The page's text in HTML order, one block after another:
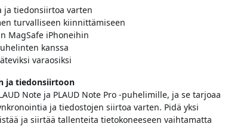
ja tiedonsiirtoa varten
turvalliseen kiinnittämiseen
MagSafe iPhoneihin
kanssa
varaosiksi
ja tiedonsiirtoon
Note ja PLAUD Note Pro -puhelimille, ja se tarjoaa
ja tiedostojen siirtoa varten. Pidä yksi
ja siirtää tallenteita tietokoneeseen vaihtamatta